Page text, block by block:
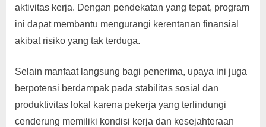
aktivitas kerja. Dengan pendekatan yang tepat, program
ini dapat membantu mengurangi kerentanan finansial
akibat risiko yang tak terduga.
Selain manfaat langsung bagi penerima, upaya ini juga
berpotensi berdampak pada stabilitas sosial dan
produktivitas lokal karena pekerja yang terlindungi
cenderung memiliki kondisi kerja dan kesejahteraan